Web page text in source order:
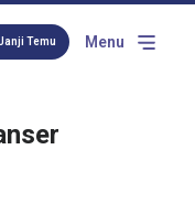
Temu Menu